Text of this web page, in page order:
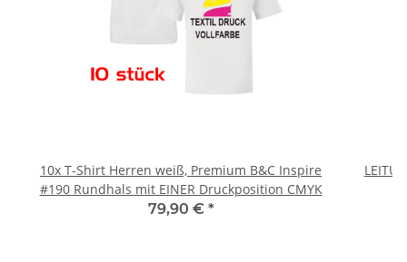
10x T-Shirt Herren weiß, Premium B&C Inspire
#190 Rundhals mit EINER Druckposition CMYK
79,90 € *